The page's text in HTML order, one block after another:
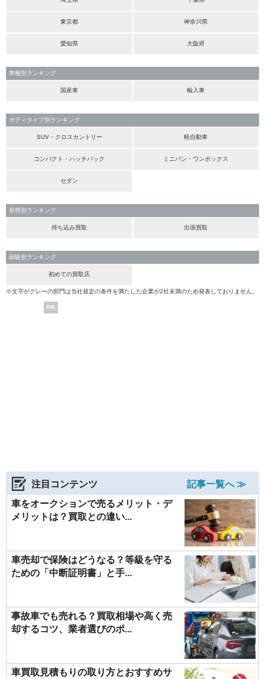
東京都 神奈川県
愛知県 大阪府
車種別ランキング
国産車 輸入車
ボディタイプ別ランキング
SUV・クロスカントリー 軽自動車
コンパクト・ハッチバック ミニバン・ワンボックス
セダン
形態別ランキング
持ち込み買取 出張買取
経験別ランキング
初めての買取店
※文字がグレーの部門は当社規定の条件を満たした企業が2社未満のため発表しておりません。
PR
注目コンテンツ
記事一覧へ ≫
車をオークションで売るメリット・デ
メリットは？買取との違い...
車売却で保険はどうなる？等級を守る
ための「中断証明書」と手...
事故車でも売れる？買取相場や高く売
却するコツ、業者選びのポ...
車買取見積もりの取り方とおすすめサ